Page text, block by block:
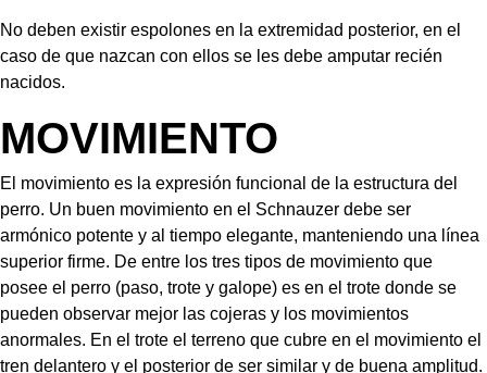
No deben existir espolones en la extremidad posterior, en el
caso de que nazcan con ellos se les debe amputar recién
nacidos.
MOVIMIENTO
El movimiento es la expresión funcional de la estructura del
perro. Un buen movimiento en el Schnauzer debe ser
armónico potente y al tiempo elegante, manteniendo una línea
superior firme. De entre los tres tipos de movimiento que
posee el perro (paso, trote y galope) es en el trote donde se
pueden observar mejor las cojeras y los movimientos
anormales. En el trote el terreno que cubre en el movimiento el
tren delantero y el posterior de ser similar y de buena amplitud.